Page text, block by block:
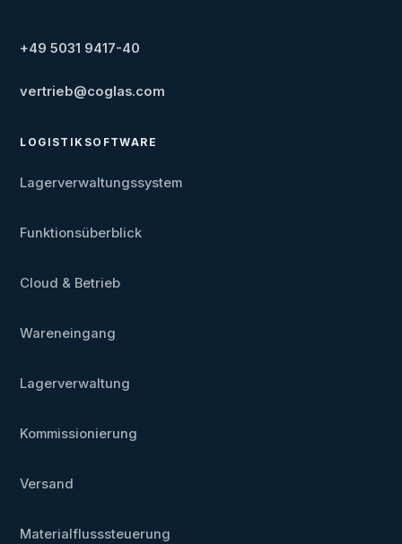
+49 5031 9417-40
vertrieb@coglas.com
LOGISTIKSOFTWARE
Lagerverwaltungssystem
Funktionsüberblick
Cloud & Betrieb
Wareneingang
Lagerverwaltung
Kommissionierung
Versand
Materialflusssteuerung